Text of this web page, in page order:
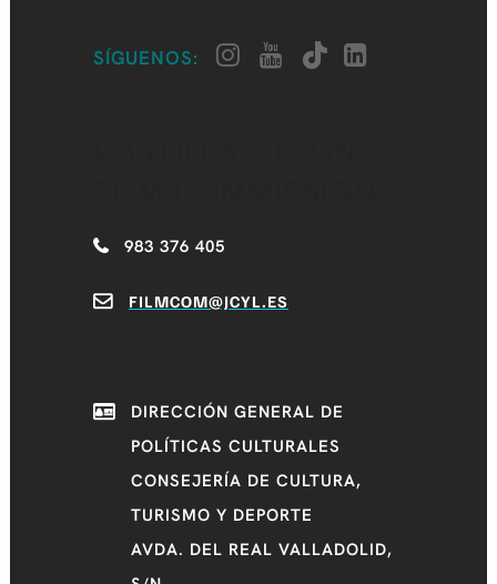
SÍGUENOS:
983 376 405
FILMCOM@JCYL.ES
DIRECCIÓN GENERAL DE
POLÍTICAS CULTURALES
CONSEJERÍA DE CULTURA,
TURISMO Y DEPORTE
AVDA. DEL REAL VALLADOLID,